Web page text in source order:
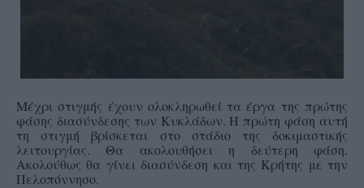
Μέχρι στιγμής έχουν ολοκληρωθεί τα έργα της πρώτης
φάσης διασύνδεσης των Κυκλάδων. Η πρώτη φάση αυτή
τη στιγμή βρίσκεται στο στάδιο της δοκιμαστικής
λειτουργίας. Θα ακολουθήσει η δεύτερη φάση.
Ακολούθως θα γίνει διασύνδεση και της Κρήτης με την
Πελοπόννησο.